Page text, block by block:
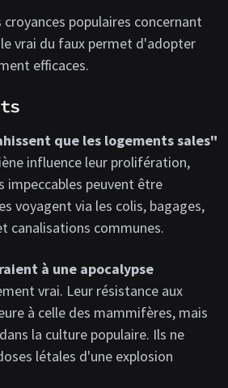
populaires concernant
vrai du faux permet d'adopter
efficaces.
que les logements sales"
influence leur prolifération,
impeccables peuvent être
voyagent via les colis, bagages,
canalisations communes.
à une apocalypse
vrai. Leur résistance aux
à celle des mammifères, mais
la culture populaire. Ils ne
létales d'une explosion